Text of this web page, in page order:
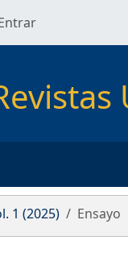
1 (2025) Ensayo